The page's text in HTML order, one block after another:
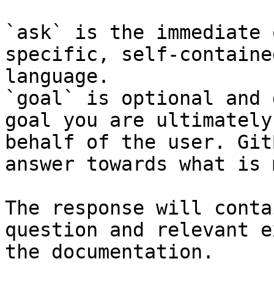
`ask` is the
specific, self-
language.
`goal` is optional and
goal you are
behalf of the user.
answer towards what
The response will
question and relevant
the documentation.